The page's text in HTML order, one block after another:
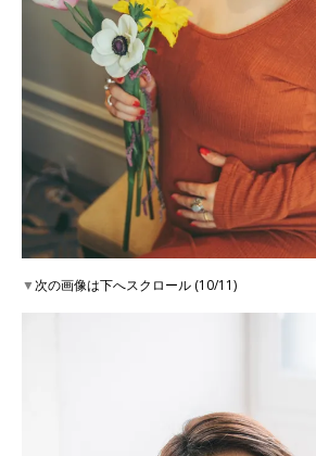
▼次の画像は下へスクロール (10/11)